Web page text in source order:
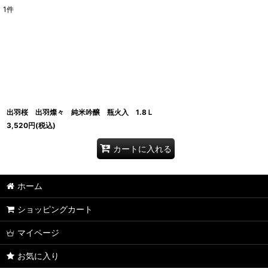
1件
出羽桜 出羽燦々 純米吟醸 瓶火入 1.8Ｌ
3,520円(税込)
カートに入れる
ホーム
ショッピングカート
マイページ
お気に入り